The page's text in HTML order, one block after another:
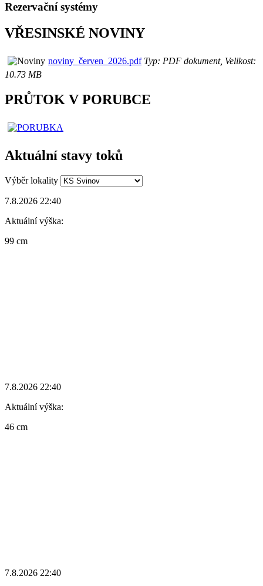
Rezervační systémy
VŘESINSKÉ NOVINY
noviny_červen_2026.pdfTyp: PDF dokument, Velikost:
10.73 MB
PRŮTOK V PORUBCE
Aktuální stavy toků
Výběr lokality
7.8.2026 22:40
Aktuální výška:
99 cm
7.8.2026 22:40
Aktuální výška:
46 cm
7.8.2026 22:40